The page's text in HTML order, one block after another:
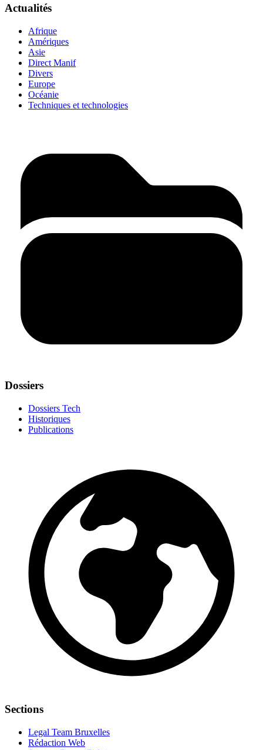
Actualités
Afrique
Amériques
Asie
Direct Manif
Divers
Europe
Océanie
Techniques et technologies
Dossiers
Dossiers Tech
Historiques
Publications
Sections
Legal Team Bruxelles
Rédaction Web